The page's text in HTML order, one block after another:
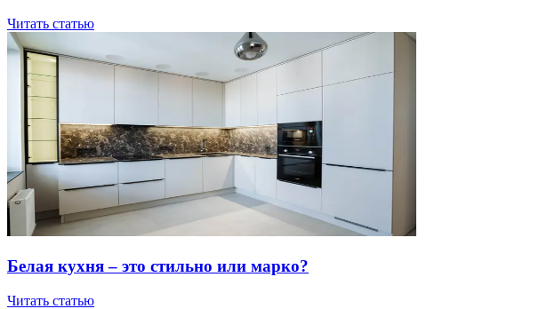
Читать статью
Бeлaя куxня – этo cтильнo или мapкo?
Читать статью